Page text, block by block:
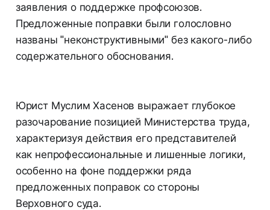
заявления о поддержке профсоюзов.
Предложенные поправки были голословно
названы "неконструктивными" без какого-либо
содержательного обоснования.
Юрист Муслим Хасенов выражает глубокое
разочарование позицией Министерства труда,
характеризуя действия его представителей
как непрофессиональные и лишенные логики,
особенно на фоне поддержки ряда
предложенных поправок со стороны
Верховного суда.